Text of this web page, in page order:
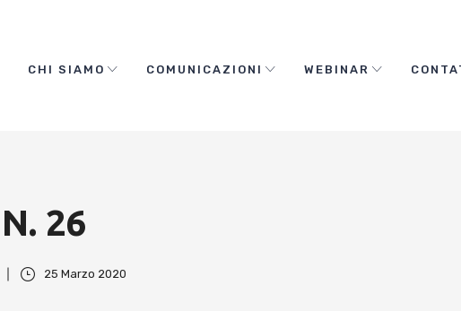
CHI SIAMO COMUNICAZIONI WEBINAR
26
25 Marzo 2020